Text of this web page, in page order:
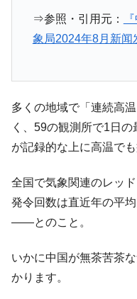
⇒参照・引用元：
象局2024年8月新闻
多くの地域で「連続高
く、59の観測所で1日
が記録的な上に高温で
全国で気象関連のレッ
発令回数は直近年の平
――とのこと。
いかに中国が無茶苦茶
かります。